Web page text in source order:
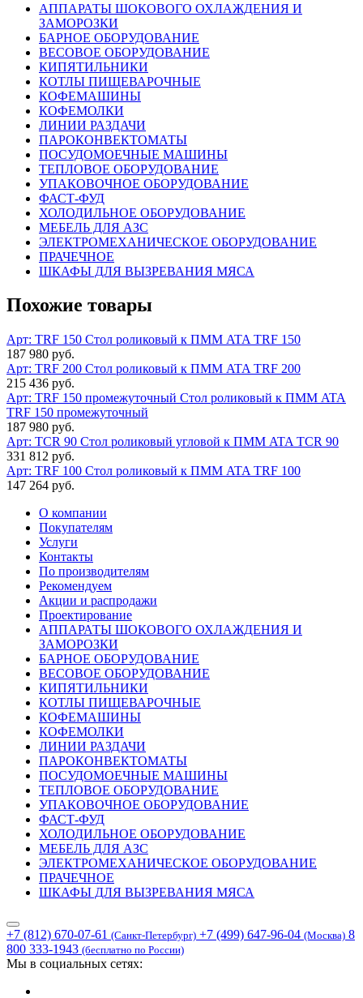
АППАРАТЫ ШОКОВОГО ОХЛАЖДЕНИЯ И
ЗАМОРОЗКИ
БАРНОЕ ОБОРУДОВАНИЕ
ВЕСОВОЕ ОБОРУДОВАНИЕ
КИПЯТИЛЬНИКИ
КОТЛЫ ПИЩЕВАРОЧНЫЕ
КОФЕМАШИНЫ
КОФЕМОЛКИ
ЛИНИИ РАЗДАЧИ
ПАРОКОНВЕКТОМАТЫ
ПОСУДОМОЕЧНЫЕ МАШИНЫ
ТЕПЛОВОЕ ОБОРУДОВАНИЕ
УПАКОВОЧНОЕ ОБОРУДОВАНИЕ
ФАСТ-ФУД
ХОЛОДИЛЬНОЕ ОБОРУДОВАНИЕ
МЕБЕЛЬ ДЛЯ АЗС
ЭЛЕКТРОМЕХАНИЧЕСКОЕ ОБОРУДОВАНИЕ
ПРАЧЕЧНОЕ
ШКАФЫ ДЛЯ ВЫЗРЕВАНИЯ МЯСА
Похожие товары
Арт: TRF 150 Стол роликовый к ПММ ATA TRF 150
187 980 руб.
Арт: TRF 200 Стол роликовый к ПММ ATA TRF 200
215 436 руб.
Арт: TRF 150 промежуточный Стол роликовый к ПММ ATA
TRF 150 промежуточный
187 980 руб.
Арт: TCR 90 Стол роликовый угловой к ПММ ATA TCR 90
331 812 руб.
Арт: TRF 100 Стол роликовый к ПММ ATA TRF 100
147 264 руб.
О компании
Покупателям
Услуги
Контакты
По производителям
Рекомендуем
Акции и распродажи
Проектирование
АППАРАТЫ ШОКОВОГО ОХЛАЖДЕНИЯ И
ЗАМОРОЗКИ
БАРНОЕ ОБОРУДОВАНИЕ
ВЕСОВОЕ ОБОРУДОВАНИЕ
КИПЯТИЛЬНИКИ
КОТЛЫ ПИЩЕВАРОЧНЫЕ
КОФЕМАШИНЫ
КОФЕМОЛКИ
ЛИНИИ РАЗДАЧИ
ПАРОКОНВЕКТОМАТЫ
ПОСУДОМОЕЧНЫЕ МАШИНЫ
ТЕПЛОВОЕ ОБОРУДОВАНИЕ
УПАКОВОЧНОЕ ОБОРУДОВАНИЕ
ФАСТ-ФУД
ХОЛОДИЛЬНОЕ ОБОРУДОВАНИЕ
МЕБЕЛЬ ДЛЯ АЗС
ЭЛЕКТРОМЕХАНИЧЕСКОЕ ОБОРУДОВАНИЕ
ПРАЧЕЧНОЕ
ШКАФЫ ДЛЯ ВЫЗРЕВАНИЯ МЯСА
+7 (812) 670-07-61 (Санкт-Петербург) +7 (499) 647-96-04 (Москва) 8
800 333-1943 (бесплатно по России)
Мы в социальных сетях: